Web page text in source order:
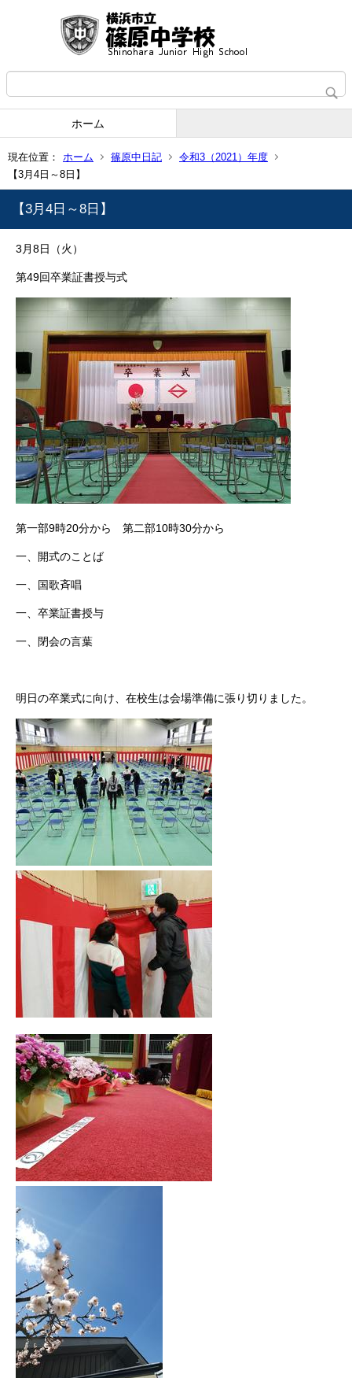
ホーム
現在位置： ホーム 篠原中日記
令和3（2021）年度
【3月4日～8日】
【3月4日～8日】
3月8日（火）
第49回卒業証書授与式
第一部9時20分から 第二部10時30分から
一、開式のことば
一、国歌斉唱
一、卒業証書授与
一、閉会の言葉
明日の卒業式に向け、在校生は会場準備に張り切りました。